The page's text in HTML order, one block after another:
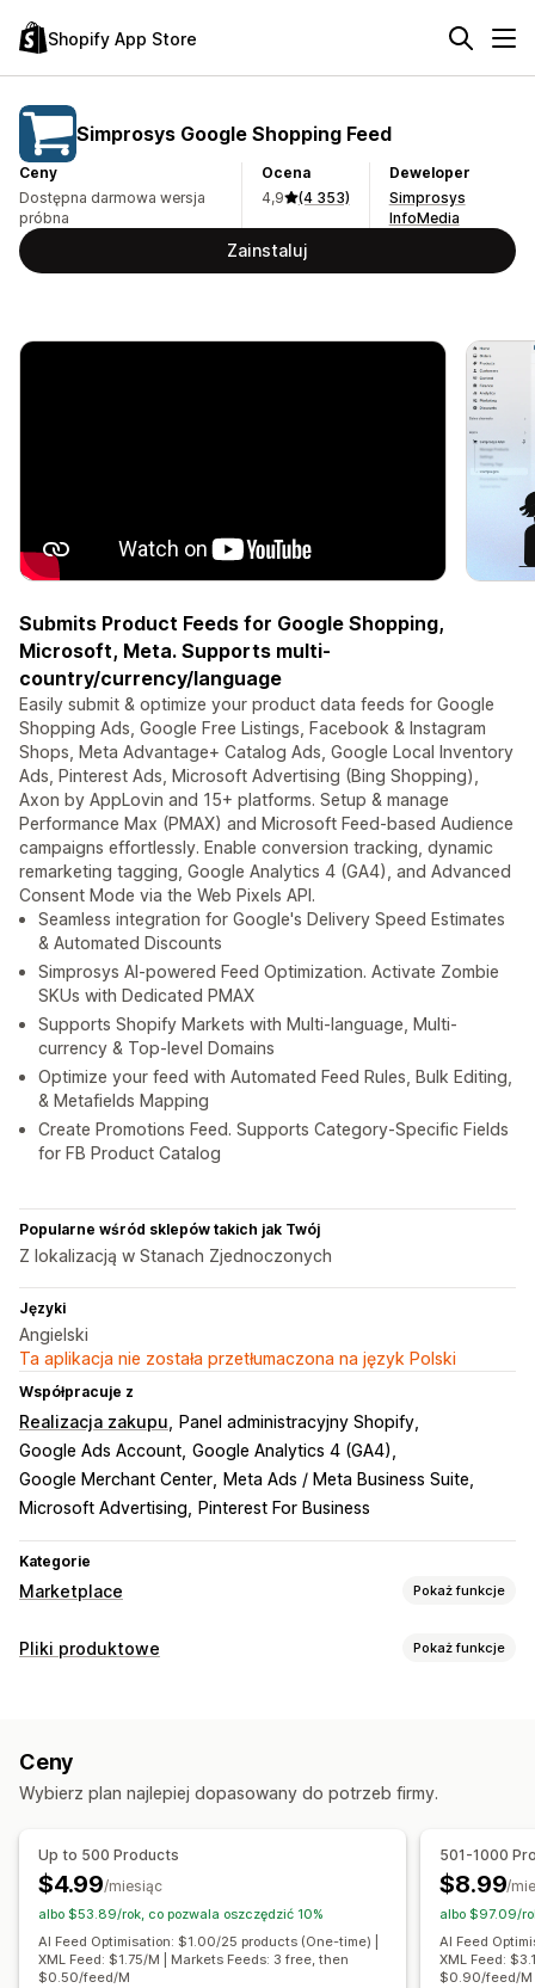
Shopify App Store
Simprosys Google Shopping Feed
Ceny
Dostępna darmowa wersja
próbna
Ocena
4,9
(4 353)
Deweloper
Simprosys
InfoMedia
Zainstaluj
Submits Product Feeds for Google Shopping,
Microsoft, Meta. Supports multi-
country/currency/language
Easily submit & optimize your product data feeds for Google
Shopping Ads, Google Free Listings, Facebook & Instagram
Shops, Meta Advantage+ Catalog Ads, Google Local Inventory
Ads, Pinterest Ads, Microsoft Advertising (Bing Shopping),
Axon by AppLovin and 15+ platforms. Setup & manage
Performance Max (PMAX) and Microsoft Feed-based Audience
campaigns effortlessly. Enable conversion tracking, dynamic
remarketing tagging, Google Analytics 4 (GA4), and Advanced
Consent Mode via the Web Pixels API.
Seamless integration for Google's Delivery Speed Estimates
& Automated Discounts
Simprosys AI-powered Feed Optimization. Activate Zombie
SKUs with Dedicated PMAX
Supports Shopify Markets with Multi-language, Multi-
currency & Top-level Domains
Optimize your feed with Automated Feed Rules, Bulk Editing,
& Metafields Mapping
Create Promotions Feed. Supports Category-Specific Fields
for FB Product Catalog
Popularne wśród sklepów takich jak Twój
Z lokalizacją w Stanach Zjednoczonych
Języki
Angielski
Ta aplikacja nie została przetłumaczona na język Polski
Współpracuje z
Realizacja zakupu
Panel administracyjny Shopify
Google Ads Account Google Analytics 4 (GA4)
Google Merchant Center
Meta Ads / Meta Business Suite
Microsoft Advertising
Pinterest For Business
Kategorie
Marketplace Pokaż funkcje
Zarządzanie ofertami
Przesyłanie zbiorcze
Realizacja w wielu lokalizacjach
Zamówienia zbiorcze
Synchronizacja zamówień
Synchronizacja śledzenia
Ujednolicony pulpit Synchronizacja zapasów
Reguły niestandardowe
Pliki produktowe Pokaż funkcje
Mapowanie AI
Niestandardowe etykiety Reguły niestandardowe
Przetłumaczone pliki produktów
Wielojęzyczne Synchronizacja wariantów
Targetowanie kolekcji
Zarządzanie plikami produktowymi
Ceny
Wybierz plan najlepiej dopasowany do potrzeb firmy.
Up to 500 Products
$4.99/miesiąc
albo $53.89/rok, co pozwala oszczędzić 10%
AI Feed Optimisation: $1.00/25 products (One-time) |
XML Feed: $1.75/M | Markets Feeds: 3 free, then
$0.50/feed/M
501-1000
$8.99/
albo $97.09/
AI Feed
XML Feed:
$0.90/feed/M